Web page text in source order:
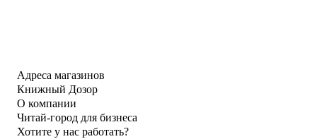
Адреса магазинов
Книжный Дозор
О компании
Читай-город для бизнеса
Хотите у нас работать?